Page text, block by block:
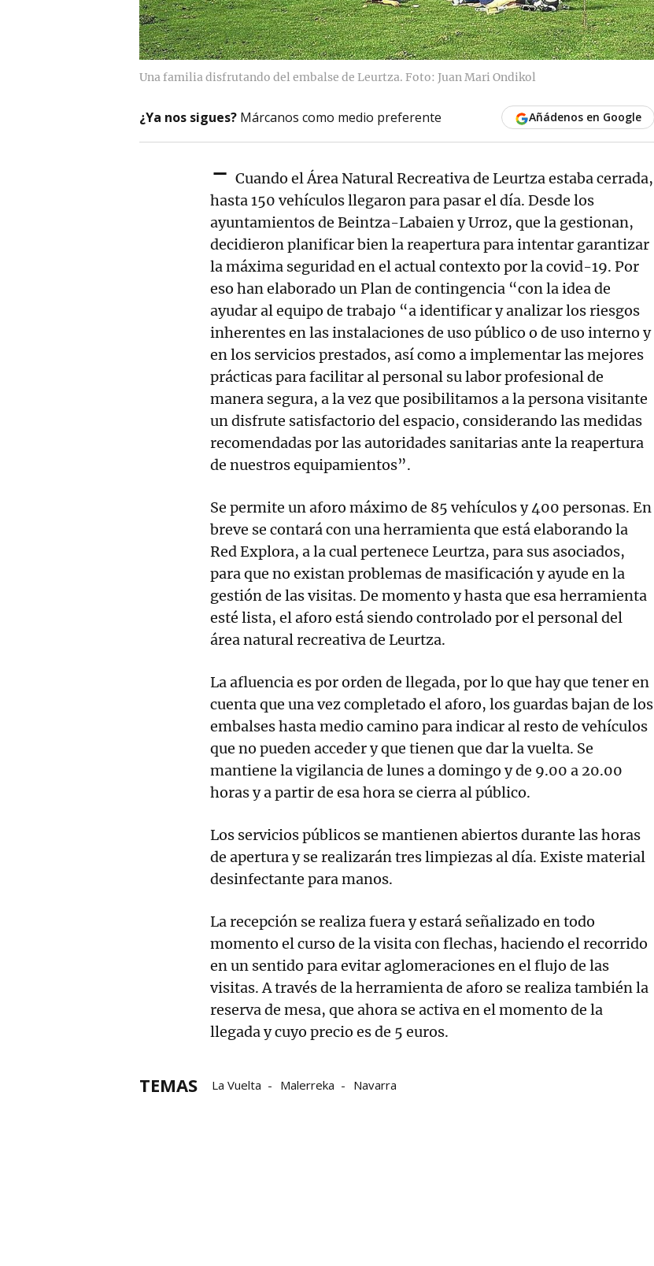
Una familia disfrutando del embalse de Leurtza. Foto: Juan Mari Ondikol
¿Ya nos sigues? Márcanos como medio preferente Añádenos en Google
- Cuando el Área Natural Recreativa de Leurtza estaba cerrada,
hasta 150 vehículos llegaron para pasar el día. Desde los
ayuntamientos de Beintza-Labaien y Urroz, que la gestionan,
decidieron planificar bien la reapertura para intentar garantizar
la máxima seguridad en el actual contexto por la covid-19. Por
eso han elaborado un Plan de contingencia “con la idea de
ayudar al equipo de trabajo “a identificar y analizar los riesgos
inherentes en las instalaciones de uso público o de uso interno y
en los servicios prestados, así como a implementar las mejores
prácticas para facilitar al personal su labor profesional de
manera segura, a la vez que posibilitamos a la persona visitante
un disfrute satisfactorio del espacio, considerando las medidas
recomendadas por las autoridades sanitarias ante la reapertura
de nuestros equipamientos”.
Se permite un aforo máximo de 85 vehículos y 400 personas. En
breve se contará con una herramienta que está elaborando la
Red Explora, a la cual pertenece Leurtza, para sus asociados,
para que no existan problemas de masificación y ayude en la
gestión de las visitas. De momento y hasta que esa herramienta
esté lista, el aforo está siendo controlado por el personal del
área natural recreativa de Leurtza.
La afluencia es por orden de llegada, por lo que hay que tener en
cuenta que una vez completado el aforo, los guardas bajan de los
embalses hasta medio camino para indicar al resto de vehículos
que no pueden acceder y que tienen que dar la vuelta. Se
mantiene la vigilancia de lunes a domingo y de 9.00 a 20.00
horas y a partir de esa hora se cierra al público.
Los servicios públicos se mantienen abiertos durante las horas
de apertura y se realizarán tres limpiezas al día. Existe material
desinfectante para manos.
La recepción se realiza fuera y estará señalizado en todo
momento el curso de la visita con flechas, haciendo el recorrido
en un sentido para evitar aglomeraciones en el flujo de las
visitas. A través de la herramienta de aforo se realiza también la
reserva de mesa, que ahora se activa en el momento de la
llegada y cuyo precio es de 5 euros.
TEMAS La Vuelta Malerreka Navarra